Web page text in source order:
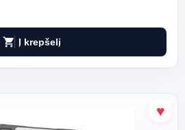
shopping_cart Į krepšelį